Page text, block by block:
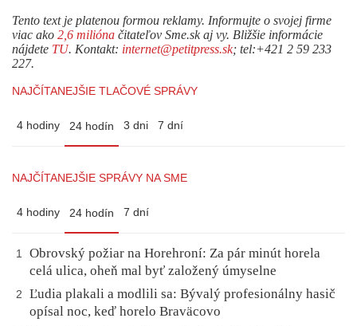
Tento text je platenou formou reklamy. Informujte o svojej firme
viac ako 2,6 milióna čitateľov Sme.sk aj vy. Bližšie informácie
nájdete TU. Kontakt: internet@petitpress.sk; tel:+421 2 59 233
227.
NAJČÍTANEJŠIE TLAČOVÉ SPRÁVY
4 hodiny 24 hodín 3 dni 7 dní
NAJČÍTANEJŠIE SPRÁVY NA SME
4 hodiny 24 hodín 7 dní
1
Obrovský požiar na Horehroní: Za pár minút horela
celá ulica, oheň mal byť založený úmyselne
2
Ľudia plakali a modlili sa: Bývalý profesionálny hasič
opísal noc, keď horelo Braväcovo